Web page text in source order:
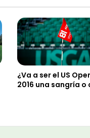
¿Va a ser el US
2016 una sangría o